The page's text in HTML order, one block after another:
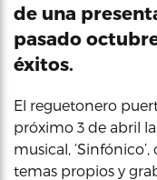
de una
pasado
éxitos.
El reguetonero
próximo 3 de abril
musical,
temas propios y